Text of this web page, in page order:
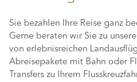
Sie bezahlen Ihre Reise ganz
Gerne beraten wir Sie zu
von erlebnisreichen
Abreisepakete mit Bahn oder
Transfers zu Ihrem